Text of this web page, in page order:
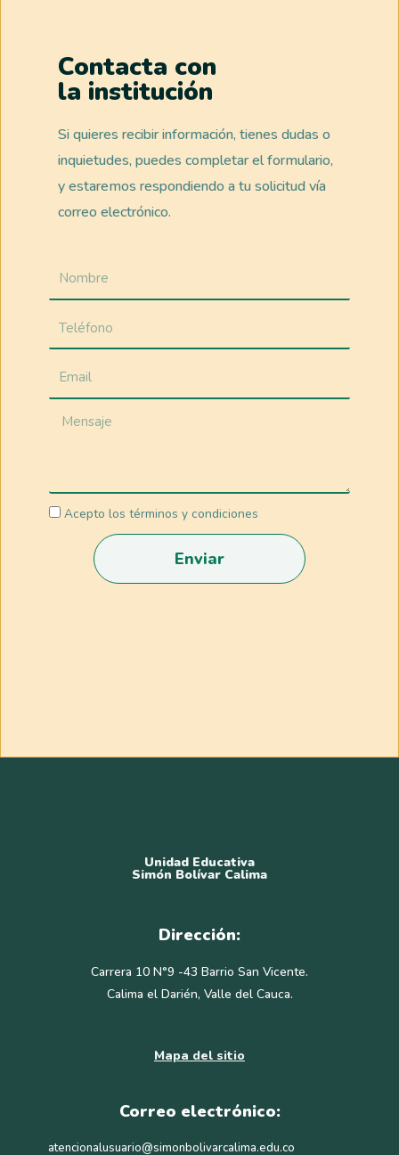
Contacta con
la institución
Si quieres recibir información, tienes dudas o
inquietudes, puedes completar el formulario,
y estaremos respondiendo a tu solicitud vía
correo electrónico.
Acepto los términos y condiciones
Enviar
Unidad Educativa
Simón Bolívar Calima
Dirección:
Carrera 10 N°9 -43 Barrio San Vicente.
Calima el Darién, Valle del Cauca.
Mapa del sitio
Correo electrónico:
atencionalusuario@simonbolivarcalima.edu.co